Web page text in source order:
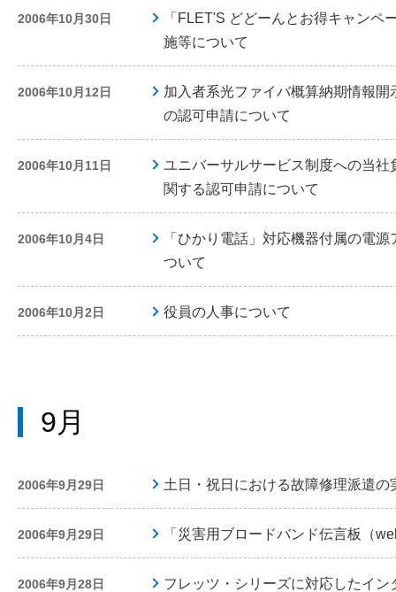
2006年10月30日
「FLET'S どどーんとお得キャンペ
施等について
2006年10月12日
加入者系光ファイバ概算納期情報
の認可申請について
2006年10月11日
ユニバーサルサービス制度への当
関する認可申請について
2006年10月4日
「ひかり電話」対応機器付属の電
ついて
2006年10月2日 役員の人事について
9月
2006年9月29日 土日・祝日における故障修理派遣の
2006年9月29日 「災害用ブロードバンド伝言板（
2006年9月28日
フレッツ・シリーズに対応したイ